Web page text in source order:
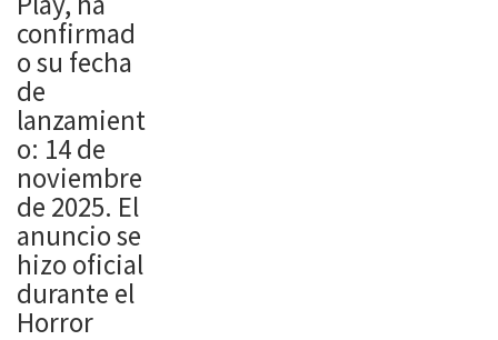
confirmad
o su fecha
de
lanzamient
o: 14 de
noviembre
de 2025. El
anuncio se
hizo oficial
durante el
Horror